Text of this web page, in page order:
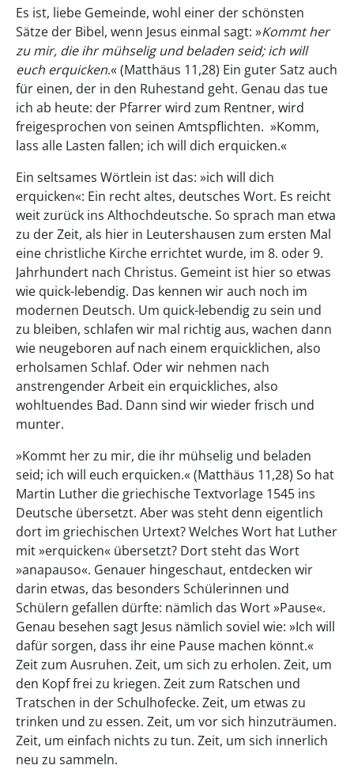
Es ist, liebe Gemeinde, wohl einer der schönsten
Sätze der Bibel, wenn Jesus einmal sagt: »Kommt her
zu mir, die ihr mühselig und beladen seid; ich will
euch erquicken.« (Matthäus 11,28) Ein guter Satz auch
für einen, der in den Ruhestand geht. Genau das tue
ich ab heute: der Pfarrer wird zum Rentner, wird
freigesprochen von seinen Amtspflichten. »Komm,
lass alle Lasten fallen; ich will dich erquicken.«
Ein seltsames Wörtlein ist das: »ich will dich
erquicken«: Ein recht altes, deutsches Wort. Es reicht
weit zurück ins Althochdeutsche. So sprach man etwa
zu der Zeit, als hier in Leutershausen zum ersten Mal
eine christliche Kirche errichtet wurde, im 8. oder 9.
Jahrhundert nach Christus. Gemeint ist hier so etwas
wie quick-lebendig. Das kennen wir auch noch im
modernen Deutsch. Um quick-lebendig zu sein und
zu bleiben, schlafen wir mal richtig aus, wachen dann
wie neugeboren auf nach einem erquicklichen, also
erholsamen Schlaf. Oder wir nehmen nach
anstrengender Arbeit ein erquickliches, also
wohltuendes Bad. Dann sind wir wieder frisch und
munter.
»Kommt her zu mir, die ihr mühselig und beladen
seid; ich will euch erquicken.« (Matthäus 11,28) So hat
Martin Luther die griechische Textvorlage 1545 ins
Deutsche übersetzt. Aber was steht denn eigentlich
dort im griechischen Urtext? Welches Wort hat Luther
mit »erquicken« übersetzt? Dort steht das Wort
»anapauso«. Genauer hingeschaut, entdecken wir
darin etwas, das besonders Schülerinnen und
Schülern gefallen dürfte: nämlich das Wort »Pause«.
Genau besehen sagt Jesus nämlich soviel wie: »Ich will
dafür sorgen, dass ihr eine Pause machen könnt.«
Zeit zum Ausruhen. Zeit, um sich zu erholen. Zeit, um
den Kopf frei zu kriegen. Zeit zum Ratschen und
Tratschen in der Schulhofecke. Zeit, um etwas zu
trinken und zu essen. Zeit, um vor sich hinzuträumen.
Zeit, um einfach nichts zu tun. Zeit, um sich innerlich
neu zu sammeln.